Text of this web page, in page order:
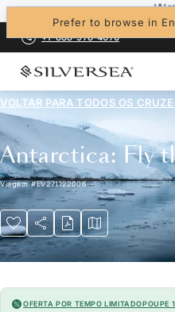
Prefer to browse in
+1-888-978-4070
VOLTAR PARA TODOS OS
Antarctica: Fly
Viagem#EV271122006
OFERTA POR TEMPO LIMITADOPOUPE